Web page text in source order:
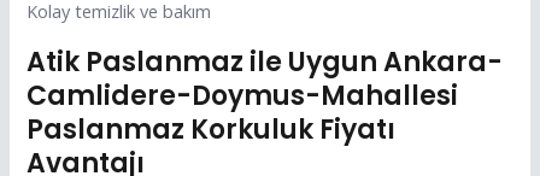
Kolay temizlik ve bakım
Atik Paslanmaz ile Uygun Ankara-
Camlidere-Doymus-Mahallesi
Paslanmaz Korkuluk Fiyatı
Avantajı